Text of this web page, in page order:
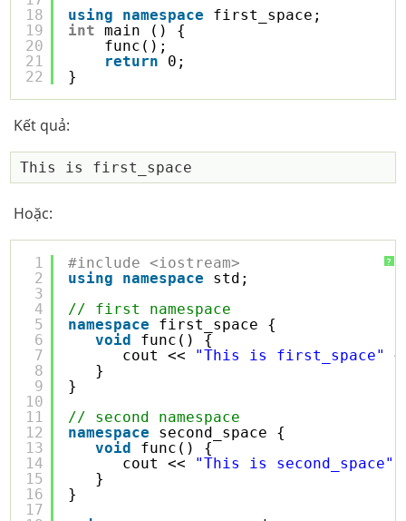
18
19
20
21
22
using
namespace
first_space;
int
main () {
func();
return
0;
}
Kết quả:
Hoặc:
?
1
2
3
4
5
6
7
8
9
10
11
12
13
14
15
16
17
#include <iostream>
using
namespace
std;
// first namespace
namespace
first_space {
void
func() {
cout << "This is first_space"
}
}
// second namespace
namespace
second_space {
void
func() {
cout << "This is second_space"
}
}